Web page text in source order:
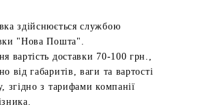
здійснюється службою
"Нова Пошта".
вартість доставки 70-100 грн.,
від габаритів, ваги та вартості
згідно з тарифами компанії